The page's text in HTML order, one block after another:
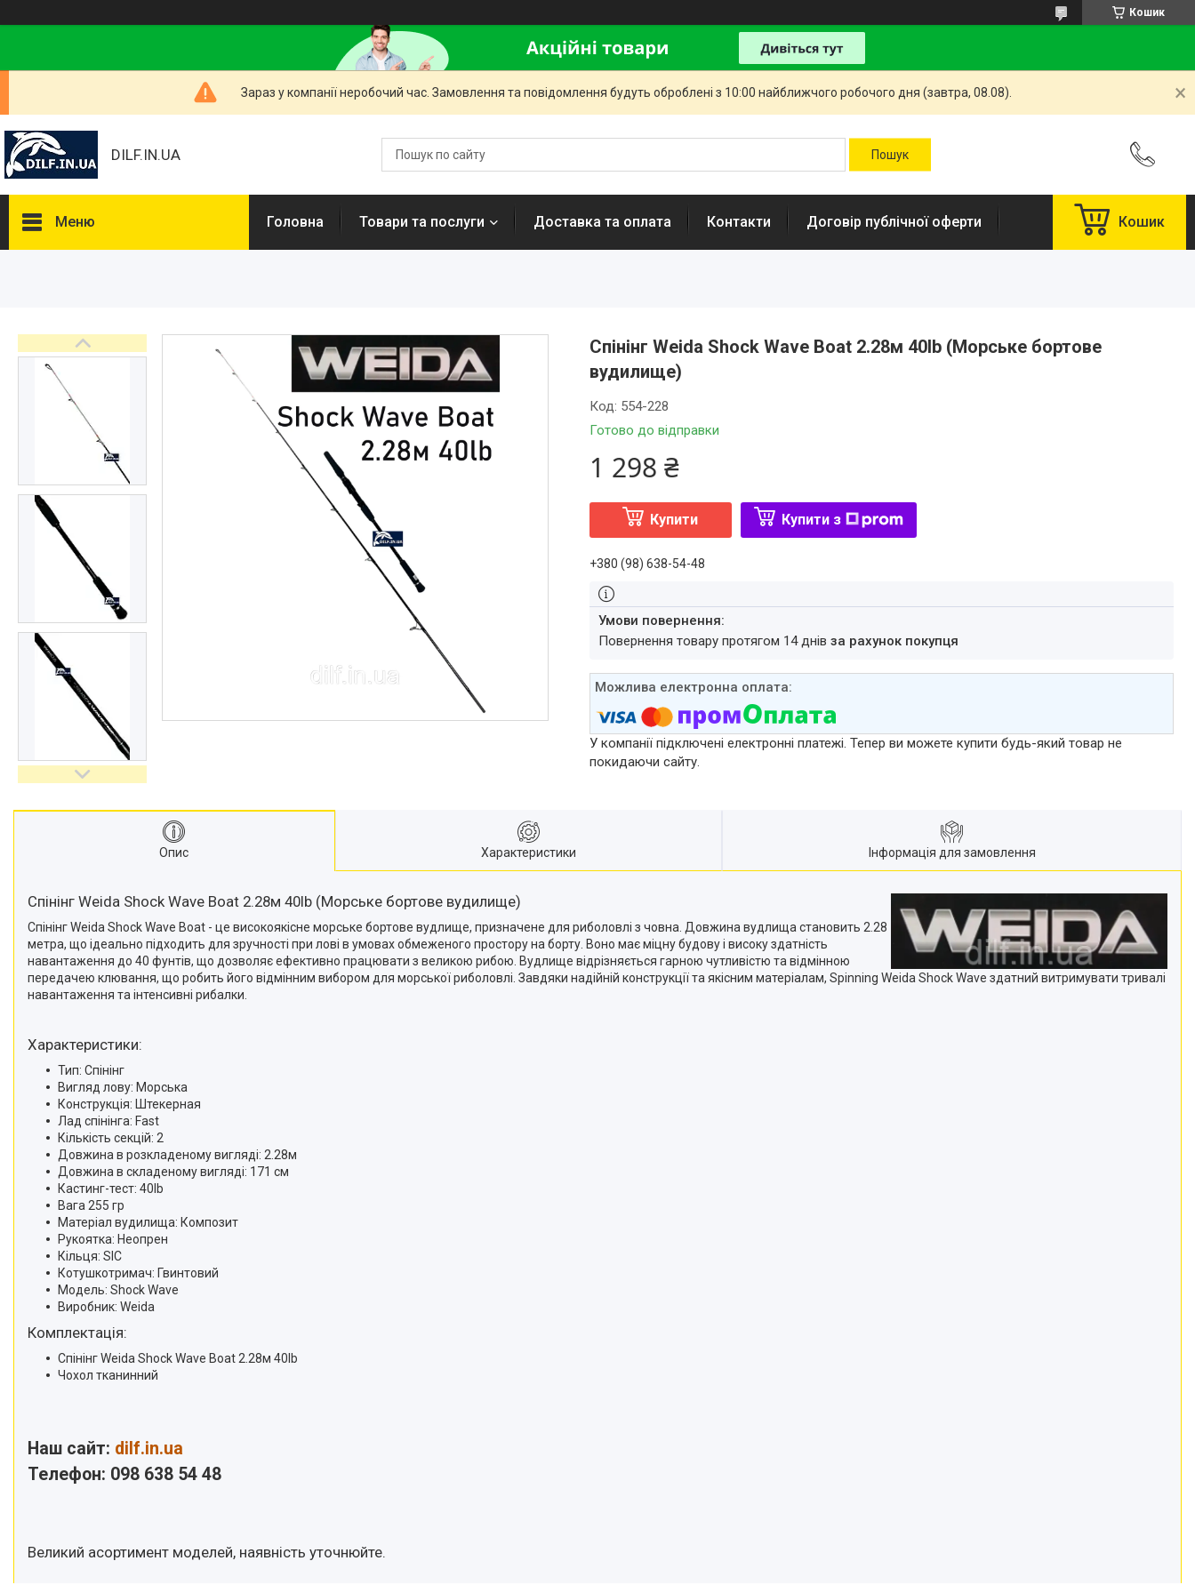
Кошик
Зараз у компанії неробочий час. Замовлення та повідомлення будуть оброблені з 10:00 найближчого робочого дня (завтра, 08.08).
DILF.IN.UA
Меню
Рибальські снасті
РОЗПРОДАЖ! Мега знижки!
Доставка та оплата
Повернення та обмін
Головна Товари та послуги Доставка та оплата Контакти Договір публічної оферти Кошик
Спінінг Weida Shock Wave Boat 2.28м 40lb (Морське бортове
вудилище)
Готово до відправки
Код: 554-228
1 298 ₴
Купити Купити з
+380 (98) 638-54-48
повернення товару протягом 14 днів за рахунок покупця
У компанії підключені електронні платежі. Тепер ви можете купити будь-який товар не
покидаючи сайту.
Опис Характеристики Інформація для замовлення
Спінінг Weida Shock Wave Boat 2.28м 40lb (Морське бортове вудилище)
Спінінг Weida Shock Wave Boat - це високоякісне морське бортове вудлище, призначене для риболовлі з човна. Довжина вудлища становить 2.28
метра, що ідеально підходить для зручності при лові в умовах обмеженого простору на борту. Воно має міцну будову і високу здатність
навантаження до 40 фунтів, що дозволяє ефективно працювати з великою рибою. Вудлище відрізняється гарною чутливістю та відмінною
передачею клювання, що робить його відмінним вибором для морської риболовлі. Завдяки надійній конструкції та якісним матеріалам, Spinning Weida Shock Wave здатний витримувати тривалі
навантаження та інтенсивні рибалки.
Характеристики:
Тип: Спінінг
Вигляд лову: Морська
Конструкція: Штекерная
Лад спінінга: Fast
Кількість секцій: 2
Довжина в розкладеному вигляді: 2.28м
Довжина в складеному вигляді: 171 см
Кастинг-тест: 40lb
Вага 255 гр
Матеріал вудилища: Композит
Рукоятка: Неопрен
Кільця: SIC
Котушкотримач: Гвинтовий
Модель: Shock Wave
Виробник: Weida
Комплектація:
Спінінг Weida Shock Wave Boat 2.28м 40lb
Чохол тканинний
Наш сайт: dilf.in.ua
Телефон: 098 638 54 48
Великий асортимент моделей, наявність уточнюйте.